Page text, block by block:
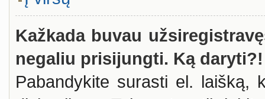
Kažkada buvau
negaliu prisijungti. Ką daryti?!
Pabandykite surasti el. laišką,